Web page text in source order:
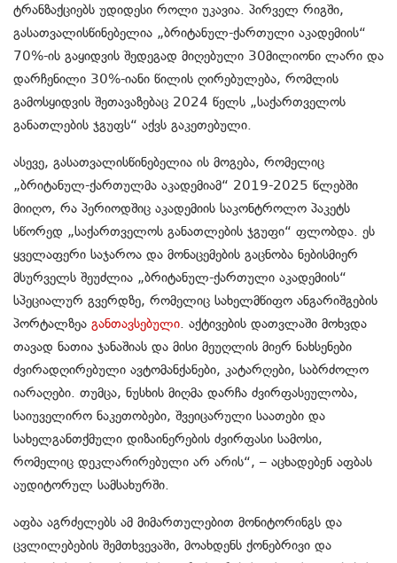
ტრანზაქციებს უდიდესი როლი უკავია. პირველ რიგში,
გასათვალისწინებელია „ბრიტანულ-ქართული აკადემიის“
70%-ის გაყიდვის შედეგად მიღებული 30მილიონი ლარი და
დარჩენილი 30%-იანი წილის ღირებულება, რომლის
გამოსყიდვის შეთავაზებაც 2024 წელს „საქართველოს
განათლების ჯგუფს“ აქვს გაკეთებული.
ასევე, გასათვალისწინებელია ის მოგება, რომელიც
„ბრიტანულ-ქართულმა აკადემიამ“ 2019-2025 წლებში
მიიღო, რა პერიოდშიც აკადემიის საკონტროლო პაკეტს
სწორედ „საქართველოს განათლების ჯგუფი“ ფლობდა. ეს
ყველაფერი საჯაროა და მონაცემების გაცნობა ნებისმიერ
მსურველს შეუძლია „ბრიტანულ-ქართული აკადემიის“
სპეციალურ გვერდზე, რომელიც სახელმწიფო ანგარიშგების
პორტალზეა განთავსებული. აქტივების დათვლაში მოხვდა
თავად ნათია ჯანაშიას და მისი მეუღლის მიერ ნახსენები
ძვირადღირებული ავტომანქანები, კატარღები, საბრძოლო
იარაღები. თუმცა, ნუსხის მიღმა დარჩა ძვირფასეულობა,
საიუველირო ნაკეთობები, შვეიცარული საათები და
სახელგანთქმული დიზაინერების ძვირფასი სამოსი,
რომელიც დეკლარირებული არ არის“, – აცხადებენ აფბას
აუდიტორულ სამსახურში.
აფბა აგრძელებს ამ მიმართულებით მონიტორინგს და
ცვლილებების შემთხვევაში, მოახდენს ქონებრივი და